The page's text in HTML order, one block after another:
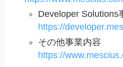
Developer Solutions
https://
その他事業内容
https://